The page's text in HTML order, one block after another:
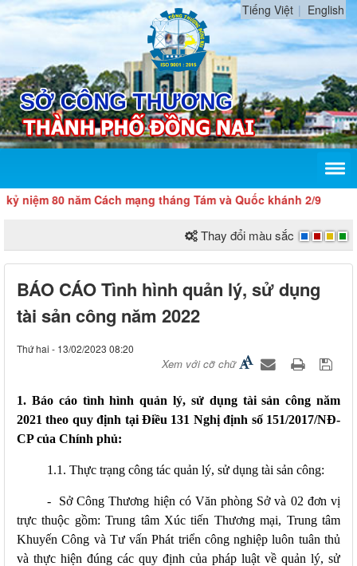
Tiếng Việt English
năm Cách mạng tháng Tám và Quốc khánh 2/9
Thay đổi màu sắc
BÁO CÁO Tình hình quản lý, sử dụng
tài sản công năm 2022
Thứ hai - 13/02/2023 08:20
Xem với cỡ chữ
1. Báo cáo tình hình quản lý, sử dụng tài sản công năm
2021 theo quy định tại Điều 131 Nghị định số 151/2017/NĐ-
CP của Chính phủ:
1.1. Thực trạng công tác quản lý, sử dụng tài sản công:
-
Sở Công Thương hiện có Văn phòng Sở và 02 đơn vị
trực thuộc gồm: Trung tâm Xúc tiến Thương mại, Trung tâm
Khuyến Công và Tư vấn Phát triển công nghiệp luôn tuân thủ
và thực hiện đúng các quy định của pháp luật về quản lý, sử